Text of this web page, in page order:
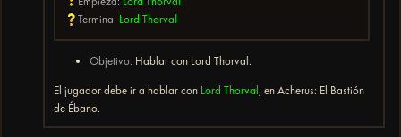
Termina: Lord Thorval
Objetivo: Hablar con Lord Thorval.
El jugador debe ir a hablar con Lord Thorval , en Acherus: El Bastión
de Ébano.